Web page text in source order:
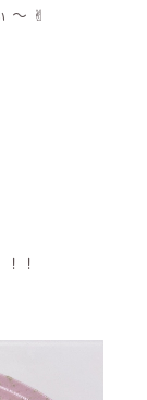
〜 ✌︎
！